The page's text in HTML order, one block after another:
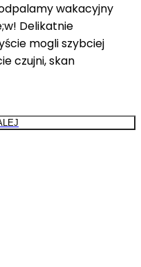
wakacyjny
Delikatnie
mogli szybciej
czujni, skan